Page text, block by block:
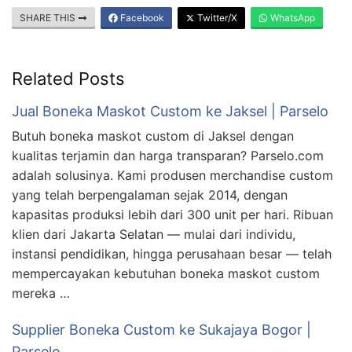
SHARE THIS Facebook Twitter/X WhatsApp
Related Posts
Jual Boneka Maskot Custom ke Jaksel | Parselo
Butuh boneka maskot custom di Jaksel dengan
kualitas terjamin dan harga transparan? Parselo.com
adalah solusinya. Kami produsen merchandise custom
yang telah berpengalaman sejak 2014, dengan
kapasitas produksi lebih dari 300 unit per hari. Ribuan
klien dari Jakarta Selatan — mulai dari individu,
instansi pendidikan, hingga perusahaan besar — telah
mempercayakan kebutuhan boneka maskot custom
mereka …
Supplier Boneka Custom ke Sukajaya Bogor |